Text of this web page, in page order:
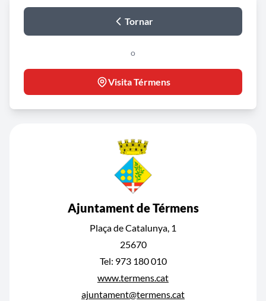
Tornar
o
Visita Térmens
Ajuntament de Térmens
Plaça de Catalunya, 1
25670
Tel: 973 180 010
www.termens.cat
ajuntament@termens.cat